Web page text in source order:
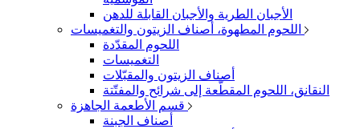
الأجبان الطرية والأجبان القابلة للدهن
اللحوم المقدّدة
التغميسات
أصناف الزيتون والمقبّلات
النقانق، اللحوم المقطّعة إلى شرائح والمفتّتة
أصناف الجبنة